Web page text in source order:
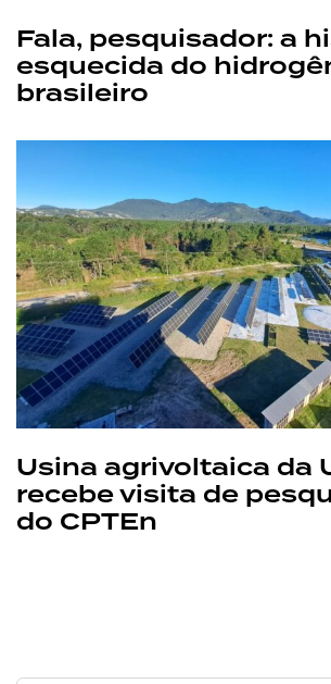
Fala, pesquisador: a
esquecida do
brasileiro
Usina agrivoltaica da
recebe visita de
do CPTEn